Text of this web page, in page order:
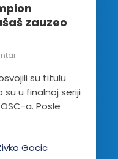
zauzeo
su titulu
u finalnoj seriji
a. Posle